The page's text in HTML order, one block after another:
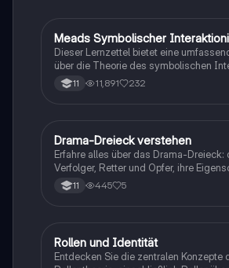
Pädagogik
Meads Symbolischer
Dieser Lernzettel bietet eine
über die Theorie des symbolischen
nach George Herbert Mead. Er
Konzepte wie Rolleneinnahme,
die sich mit Identitätsbildung und
auseinandersetzen möchten.
11 11,891 232
Psychologie
Drama-Dreieck verstehen
Erfahre alles über das Drama-Dreieck:
Verfolger, Retter und Opfer, ihre
Verhaltensmuster. Lerne effektive
Auflösung des Drama-Dreiecks und
11 445 5
Pädagogik
Rollen und Identität
Entdecken Sie die zentralen Konzepte